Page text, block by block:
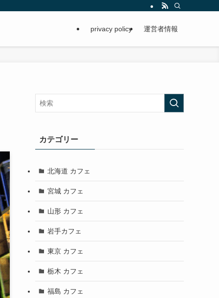
privacy policy 運営者情報
カテゴリー
北海道 カフェ
宮城 カフェ
山形 カフェ
岩手カフェ
東京 カフェ
栃木 カフェ
福島 カフェ